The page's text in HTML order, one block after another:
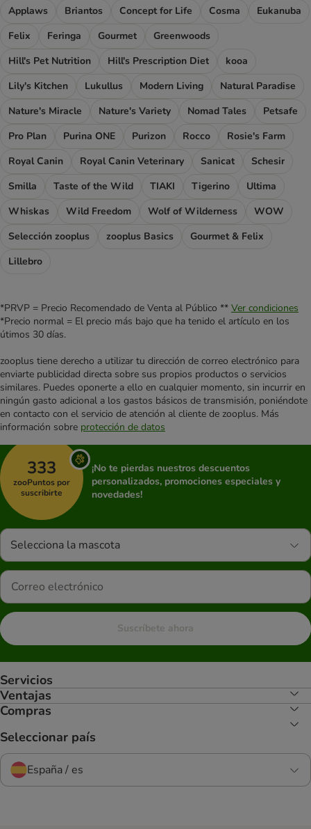
Applaws
Briantos Concept for Life Cosma
Eukanuba
Felix
Feringa Gourmet
Greenwoods
Hill's Pet Nutrition
Hill's Prescription Diet
kooa
Lily's Kitchen
Lukullus Modern Living
Natural Paradise
Nature's Miracle
Nature's Variety Nomad Tales
Petsafe
Pro Plan
Purina ONE Purizon Rocco
Rosie's Farm
Royal Canin
Royal Canin Veterinary Sanicat
Schesir
Smilla
Taste of the Wild TIAKI Tigerino
Ultima
Whiskas
Wild Freedom Wolf of Wilderness
WOW
Selección zooplus
zooplus Basics
Gourmet & Felix
Lillebro
*PRVP = Precio Recomendado de Venta al Público ** Ver condiciones
*Precio normal = El precio más bajo que ha tenido el artículo en los
útimos 30 días.
zooplus tiene derecho a utilizar tu dirección de correo electrónico para
enviarte publicidad directa sobre sus propios productos o servicios
similares. Puedes oponerte a ello en cualquier momento, sin incurrir en
ningún gasto adicional a los gastos básicos de transmisión, poniéndote
en contacto con el servicio de atención al cliente de zooplus. Más
información sobre protección de datos
333
zooPuntos por
suscribirte
¡No te pierdas nuestros descuentos
personalizados, promociones especiales y
novedades!
Selecciona la mascota
Suscríbete ahora
Servicios
Ventajas
Compras
Seleccionar país
España / es